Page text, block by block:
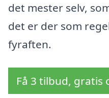
det mester selv,
det er der som
fyraften.
Få 3 tilbud,